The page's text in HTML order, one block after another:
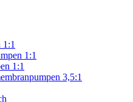
1:1
1:1
3,5:1